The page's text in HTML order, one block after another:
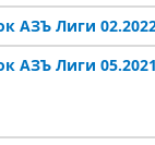
АЗЪ Лиги
АЗЪ Лиги 05.2021